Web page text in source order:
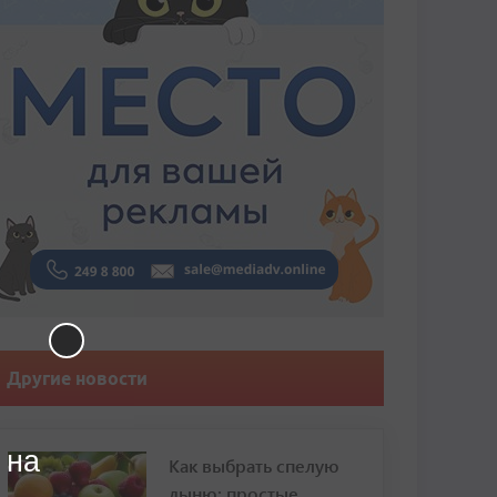
Другие новости
Как выбрать спелую